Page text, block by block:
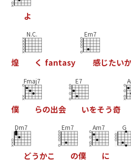
よ
煌
N.C.
く fantasy
Em7
感じたい
僕
Fmaj7
らの出会
E7
いをそう奇
Dm7
どうかこ
Em7
の僕
Am7
に
G